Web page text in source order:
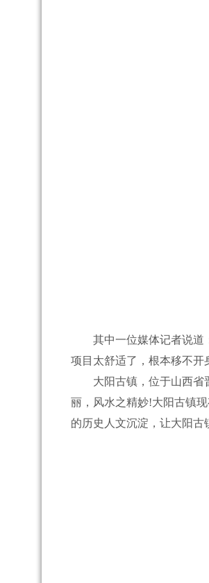
其中一位媒体记者说道：
项目太舒适了，根本移不开
大阳古镇，位于山西省晋
丽，风水之精妙!大阳古镇
的历史人文沉淀，让大阳古